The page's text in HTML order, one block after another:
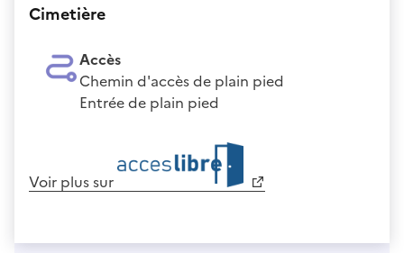
Cimetière
Accès
Chemin d'accès de plain pied
Entrée de plain pied
Voir plus sur